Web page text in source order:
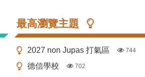
最高瀏覽主題
2027 non Jupas 打氣區 744
德信學校 702